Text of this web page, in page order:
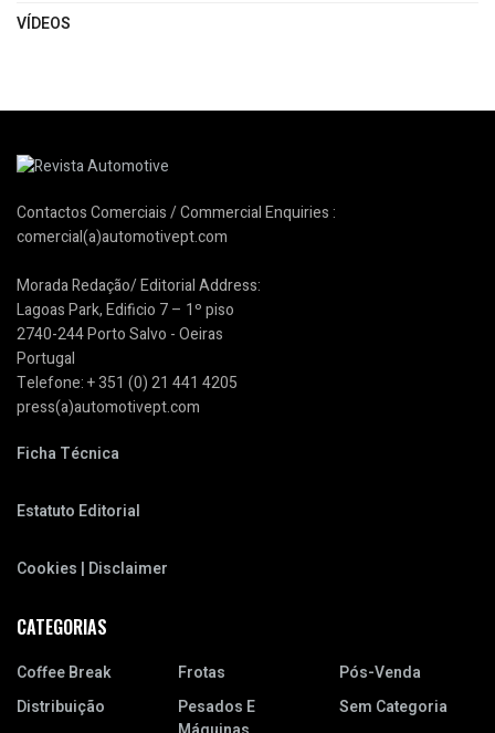
VÍDEOS
Contactos Comerciais / Commercial Enquiries :
comercial(a)automotivept.com
Morada Redação/ Editorial Address:
Lagoas Park, Edificio 7 – 1º piso
2740-244 Porto Salvo - Oeiras
Portugal
Telefone: + 351 (0) 21 441 4205
press(a)automotivept.com
Ficha Técnica
Estatuto Editorial
Cookies | Disclaimer
CATEGORIAS
Coffee Break
Distribuição
Frotas
Pesados E
Pós-Venda
Sem Categoria